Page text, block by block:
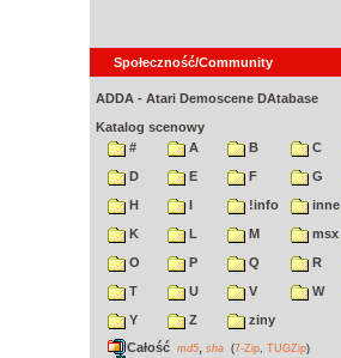
Społeczność/Community
ADDA - Atari Demoscene DAtabase
Katalog scenowy
#
A B C
D
E F G
H
I !info inne
K
L M msx
O
P Q R
T
U V W
Y
Z
ziny
Całość md5 sha (7-Zip TUGZip)